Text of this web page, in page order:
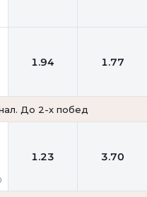
1.94 1.77
До 2-х побед
1.23 3.70